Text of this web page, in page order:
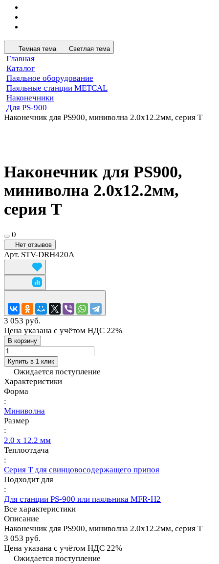
Темная тема Светлая тема
Главная
Каталог
Паяльное оборудование
Паяльные станции METCAL
Наконечники
Для PS-900
Наконечник для PS900, миниволна 2.0х12.2мм, серия T
Наконечник для PS900,
миниволна 2.0х12.2мм,
серия T
0
Нет отзывов
Арт. STV-DRH420A
3 053 руб.
Цена указана с учётом НДС 22%
В корзину
Купить в 1 клик
Ожидается поступление
Характеристики
Форма
:
Миниволна
Размер
:
2.0 х 12.2 мм
Теплоотдача
:
Серия T для свинцовосодержащего припоя
Подходит для
:
Для станции PS-900 или паяльника MFR-H2
Все характеристики
Описание
Наконечник для PS900, миниволна 2.0х12.2мм, серия T
3 053 руб.
Цена указана с учётом НДС 22%
Ожидается поступление